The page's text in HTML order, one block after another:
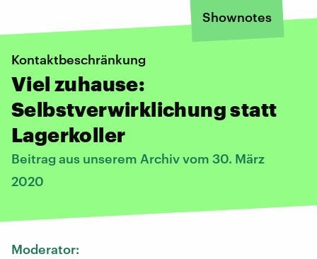
Shownotes
Kontaktbeschränkung
Viel zuhause:
Selbstverwirklichung statt
Lagerkoller
Beitrag aus unserem Archiv vom 30. März
2020
Moderator: